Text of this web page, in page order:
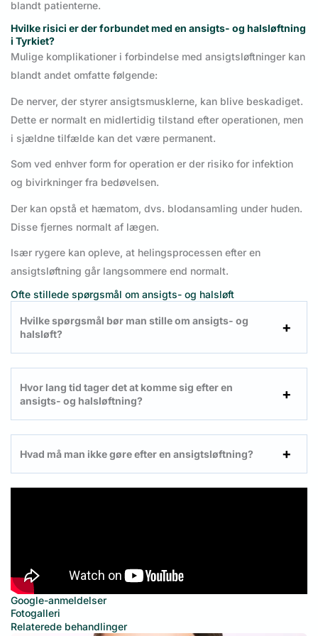
blandt patienterne.
Hvilke risici er der forbundet med en ansigts- og halsløftning
i Tyrkiet?
Mulige komplikationer i forbindelse med ansigtsløftninger kan
blandt andet omfatte følgende:
De nerver, der styrer ansigtsmusklerne, kan blive beskadiget.
Dette er normalt en midlertidig tilstand efter operationen, men
i sjældne tilfælde kan det være permanent.
Som ved enhver form for operation er der risiko for infektion
og bivirkninger fra bedøvelsen.
Der kan opstå et hæmatom, dvs. blodansamling under huden.
Disse fjernes normalt af lægen.
Især rygere kan opleve, at helingsprocessen efter en
ansigtsløftning går langsommere end normalt.
Ofte stillede spørgsmål om ansigts- og halsløft
Hvilke spørgsmål bør man stille om ansigts- og
halsløft?
Hvor lang tid tager det at komme sig efter en
ansigts- og halsløftning?
Hvad må man ikke gøre efter en ansigtsløftning?
Google-anmeldelser
Fotogalleri
Relaterede behandlinger